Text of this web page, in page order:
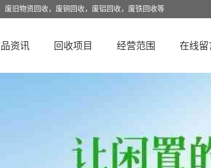
旧物资回收，废铜回收，废铝回收，废铁回收等
资讯 回收项目 经营范围 在线留